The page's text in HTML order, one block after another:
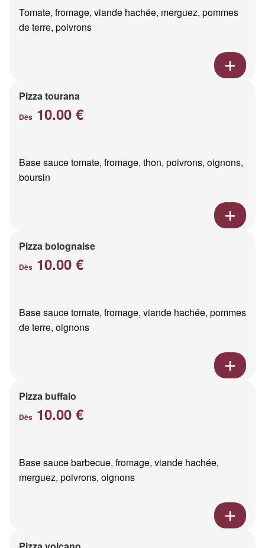
Tomate, fromage, viande hachée, merguez, pommes
de terre, poivrons
Pizza tourana
Dès 10.00 €
Base sauce tomate, fromage, thon, poivrons, oignons,
boursin
Pizza bolognaise
Dès 10.00 €
Base sauce tomate, fromage, viande hachée, pommes
de terre, oignons
Pizza buffalo
Dès 10.00 €
Base sauce barbecue, fromage, viande hachée,
merguez, poivrons, oignons